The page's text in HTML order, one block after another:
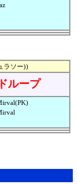
ラソー))
ループ